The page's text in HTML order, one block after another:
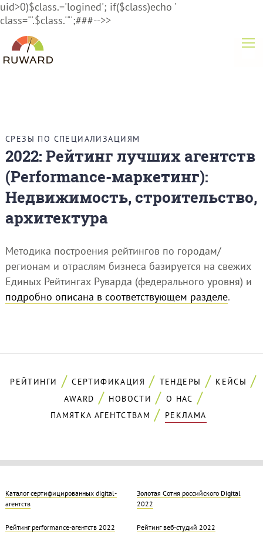
uid>0)$class.='logined'; if($class)echo '
class="'.$class.'"';###-->>
СРЕЗЫ ПО СПЕЦИАЛИЗАЦИЯМ
2022: Рейтинг лучших агентств
(Performance-маркетинг):
Недвижимость, строительство,
архитектура
Методика построения рейтингов по городам/
регионам и отраслям бизнеса базируется на свежих
Единых Рейтингах Руварда (федерального уровня) и
подробно описана в соответствующем разделе.
РЕЙТИНГИ СЕРТИФИКАЦИЯ ТЕНДЕРЫ
КЕЙСЫ
AWARD
НОВОСТИ
О НАС
ПАМЯТКА АГЕНТСТВАМ
РЕКЛАМА
Каталог сертифицированных digital-
агентств
Золотая Cотня российского Digital
2022
Рейтинг performance-агентств 2022 Рейтинг веб-студий 2022